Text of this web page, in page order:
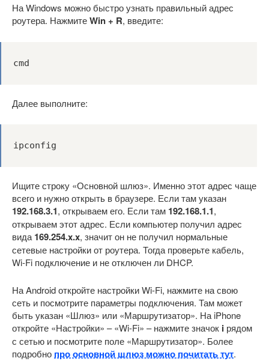
На Windows можно быстро узнать правильный адрес
роутера. НажмитеWin + R, введите:
cmd
Далее выполните:
ipconfig
Ищите строку «Основной шлюз». Именно этот адрес чаще
всего и нужно открыть в браузере. Если там указан
192.168.3.1, открываем его. Если там 192.168.1.1,
открываем этот адрес. Если компьютер получил адрес
вида 169.254.x.x, значит он не получил нормальные
сетевые настройки от роутера. Тогда проверьте кабель,
Wi-Fi подключение и не отключен ли DHCP.
На Android откройте настройки Wi-Fi, нажмите на свою
сеть и посмотрите параметры подключения. Там может
быть указан «Шлюз» или «Маршрутизатор». На iPhone
откройте «Настройки» – «Wi-Fi» – нажмите значок i рядом
с сетью и посмотрите поле «Маршрутизатор». Более
подробно про основной шлюз можно почитать тут.